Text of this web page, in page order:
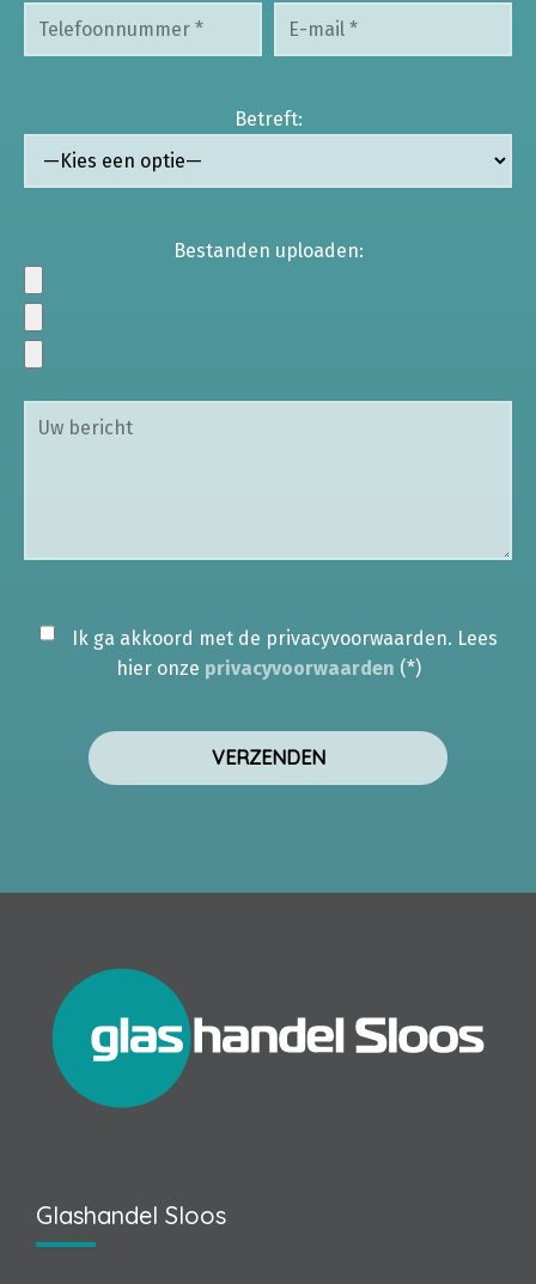
Betreft:
Bestanden uploaden:
Ik ga akkoord met de privacyvoorwaarden. Lees
hier onze privacyvoorwaarden (*)
Glashandel Sloos